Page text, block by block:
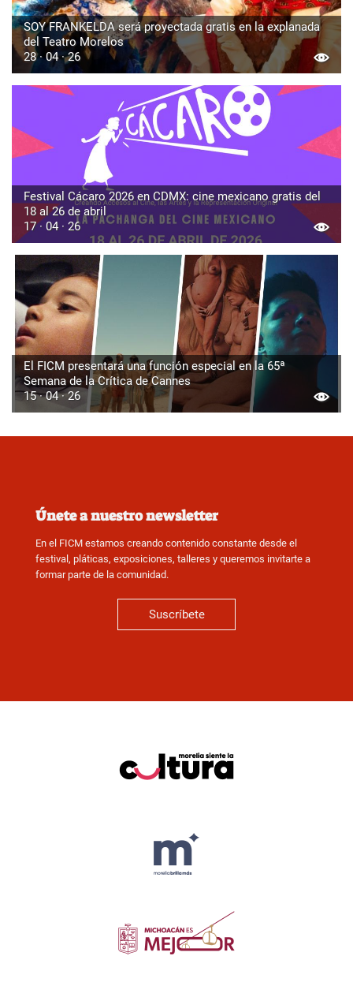
SOY FRANKELDA será proyectada gratis en la explanada
del Teatro Morelos
28 · 04 · 26
Festival Cácaro 2026 en CDMX: cine mexicano gratis del
18 al 26 de abril
17 · 04 · 26
El FICM presentará una función especial en la 65ª
Semana de la Crítica de Cannes
15 · 04 · 26
Únete a nuestro newsletter
En el FICM estamos creando contenido constante desde el
festival, pláticas, exposiciones, talleres y queremos invitarte a
formar parte de la comunidad.
Suscríbete